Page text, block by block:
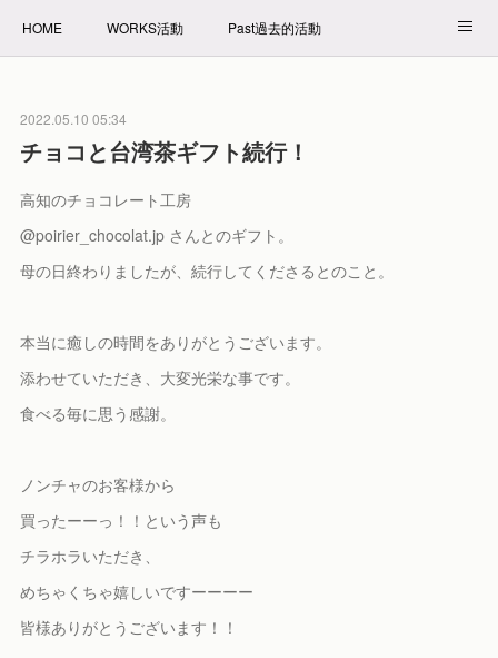
HOME WORKS活動 Past過去的活動
2022.05.10 05:34
チョコと台湾茶ギフト続行！
高知のチョコレート工房
@poirier_chocolat.jp さんとのギフト。
母の日終わりましたが、続行してくださるとのこと。
本当に癒しの時間をありがとうございます。
添わせていただき、大変光栄な事です。
食べる毎に思う感謝。
ノンチャのお客様から
買ったーーっ！！という声も
チラホラいただき、
めちゃくちゃ嬉しいですーーーー
皆様ありがとうございます！！